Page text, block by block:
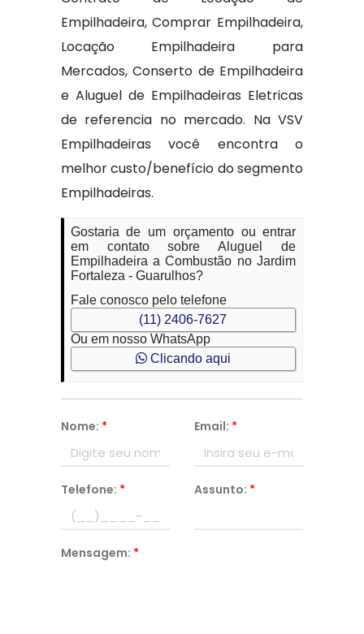
Empilhadeira, Comprar Empilhadeira,
Locação Empilhadeira para
Mercados, Conserto de Empilhadeira
e Aluguel de Empilhadeiras Eletricas
de referencia no mercado. Na VSV
Empilhadeiras você encontra o
melhor custo/benefício do segmento
Empilhadeiras.
Gostaria de um orçamento ou entrar
em contato sobre Aluguel de
Empilhadeira a Combustão no Jardim
Fortaleza - Guarulhos?
Fale conosco pelo telefone
(11) 2406-7627
Ou em nosso WhatsApp
Clicando aqui
Nome: * Email: *
Telefone: * Assunto: *
Mensagem: *